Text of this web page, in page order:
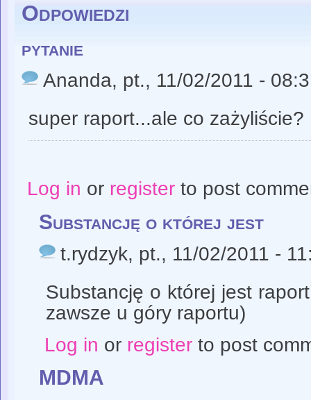
Odpowiedzi
pytanie
Ananda, pt., 11/02/2011 -
super raport...ale co zażyliście?
Log in or registerto post
Substancję o której jest
t.rydzyk, pt., 11/02/2011 -
Substancję o której jest
zawsze u góry raportu)
Log in or registerto post
MDMA